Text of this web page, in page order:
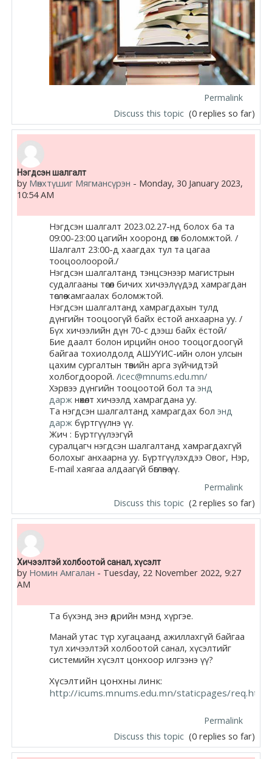
Permalink
Discuss this topic (0 replies so far)
Нэгдсэн шалгалт
by Мөнхтүшиг Мягмансүрэн - Monday, 30 January 2023,
10:54 AM
Нэгдсэн шалгалт 2023.02.27-нд болох ба та
09:00-23:00 цагийн хооронд өгөх боломжтой. /
Шалгалт 23:00-д хаагдах тул та цагаа
тооцоолоорой./
Нэгдсэн шалгалтанд тэнцсэнээр магистрын
судалгааны төсөл бичих хичээлүүдэд хамрагдан
төслөө хамгаалах боломжтой.
Нэгдсэн шалгалтанд хамрагдахын тулд
дүнгийн тооцоогүй байх ёстой анхаарна уу. /
Бүх хичээлийн дүн 70-с дээш байх ёстой/
Бие даалт болон ирцийн оноо тооцогдоогүй
байгаа тохиолдолд АШУҮИС-ийн олон улсын
цахим сургалтын төвийн арга зүйчидтэй
холбогдоорой. /icec@mnums.edu.mn/
Хэрвээ дүнгийн тооцоотой бол та энд
даржнөхөлт хичээлд хамрагдана уу.
Та нэгдсэн шалгалтанд хамрагдах бол энд
даржбүртгүүлнэ үү.
Жич : Бүртгүүлээгүй
суралцагч нэгдсэн шалгалтанд хамрагдахгүй
болохыг анхаарна уу. Бүртгүүлэхдээ Овог, Нэр,
E-mail хаягаа алдаагүй бөглөнө үү.
Permalink
Discuss this topic (2 replies so far)
Хичээлтэй холбоотой санал, хүсэлт
by Номин Амгалан - Tuesday, 22 November 2022, 9:27
AM
Та бүхэнд энэ өдрийн мэнд хүргэе.
Манай утас түр хугацаанд ажиллахгүй байгаа
тул хичээлтэй холбоотой санал, хүсэлтийг
системийн хүсэлт цонхоор илгээнэ үү?
Хүсэлтийн цонхны линк:
http://icums.mnums.edu.mn/staticpages/req.htm
Permalink
Discuss this topic (0 replies so far)